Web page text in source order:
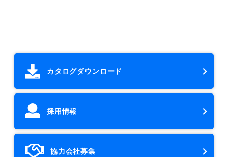
カタログダウンロード
採用情報
協力会社募集